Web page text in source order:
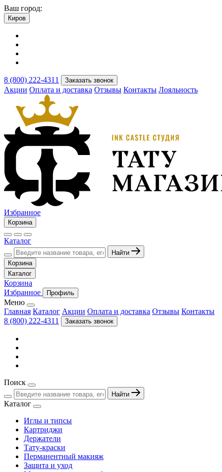
Ваш город:
Киров
8 (800) 222-4311 Заказать звонок
Акции Оплата и доставка Отзывы Контакты Лояльность
Избранное
Корзина
Каталог
Найти
Корзина
Каталог
Корзина
Избранное
Профиль
Меню
Главная Каталог Акции Оплата и доставка Отзывы Контакты
8 (800) 222-4311
Заказать звонок
Поиск
Найти
Каталог
Иглы и типсы
Картриджи
Держатели
Тату-краски
Перманентный макияж
Защита и уход